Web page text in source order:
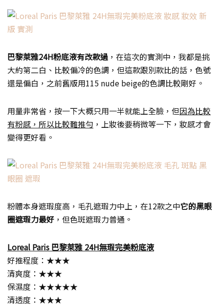
巴黎萊雅24H粉底液有改款過，在這次的實測中，我都是挑
大約第二白、比較偏冷的色調，但這款跟別款比的話，色號
還是偏白，之前舊版用115 nude beige的色調比較剛好。
用量非常省，按一下大概只用一半就能上全臉，但因為比較
有粉感，所以比較難推勻 ，上妝後要稍微等一下，妝感才會
變得更好看。
粉體本身遮瑕度高，毛孔遮瑕力中上，在12款之中它的黑眼
圈遮瑕力最好 ，但色斑遮瑕力普通。
Loreal Paris 巴黎萊雅 24H無瑕完美粉底液
好推程度：★★★
清爽度：★★★
保濕度：★★★★★
清透度：★★★